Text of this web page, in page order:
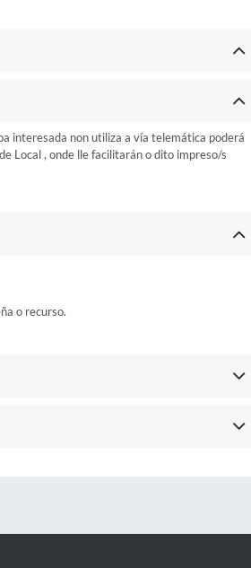
interesada non utiliza a vía telemática poderá
Local , onde lle facilitarán o dito impreso/s
o recurso.